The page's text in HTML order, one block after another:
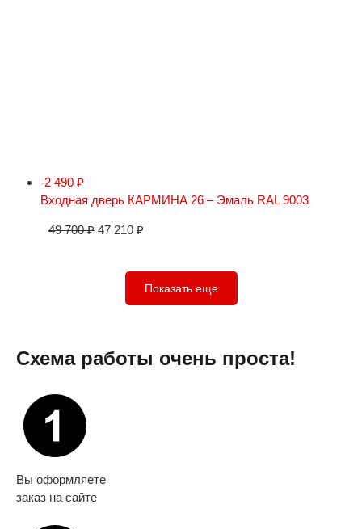
-2 490 ₽
Входная дверь КАРМИНА 26 – Эмаль RAL 9003
49 700₽ 47 210 ₽
Показать еще
Схема работы очень проста!
Вы оформляете
заказ на сайте